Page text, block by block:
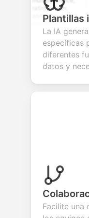
rating scales,
and open-ended
questions to
collect valuable
your products or
and
Plantillas
La IA
específicas
diferentes
datos y
Facilite una